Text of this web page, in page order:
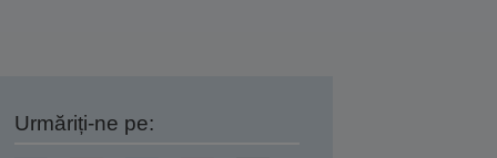
Urmăriți-ne pe: